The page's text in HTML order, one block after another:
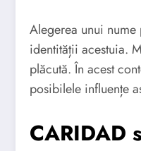
Alegerea unui
identității acestuia.
plăcută. În acest
posibilele influențe
CARIDAD